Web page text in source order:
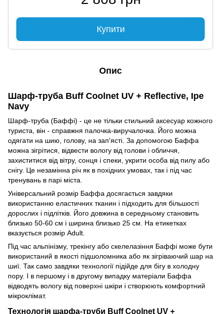
Купити
Опис
Шарф-труба Buff Coolnet UV + Reflective, Ipe
Navy
Шарф-труба (Баффі) - це не тільки стильний аксесуар кожного
туриста, він - справжня палочка-виручалочка. Його можна
одягати на шию, голову, на зап'ясті. За допомогою Баффа
можна зігрітися, відвести вологу від голови і обличчя,
захиститися від вітру, сонця і спеки, укрити особа від пилу або
снігу. Це незамінна річ як в похідних умовах, так і під час
тренувань в парі міста.
Універсальний розмір Баффа досягається завдяки
використанню еластичних тканин і підходить для більшості
дорослих і підлітків. Його довжина в середньому становить
близько 50-60 см і ширина близько 25 см. На етикетках
вказується розмір Adult.
Під час альпінізму, трекінгу або скелелазіння Баффі може бути
використаний в якості підшоломника або як зігріваючий шар на
шиї. Так само завдяки технології підійде для бігу в холодну
пору. І в першому і в другому випадку матеріали Баффа
відводять вологу від поверхні шкіри і створюють комфортний
мікроклімат.
Технологія шарфа-труби Buff Coolnet UV +